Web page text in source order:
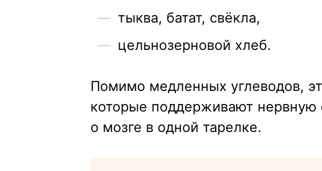
тыква, батат, свёкла,
цельнозерновой хлеб.
Помимо медленных углеводов,
которые поддерживают нервную
о мозге в одной тарелке.